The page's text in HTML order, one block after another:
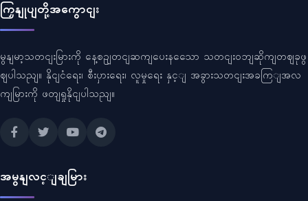
ကြှနျုပျတို့အကွောငျး
မွနျမာ့သတငျးမြားကို နေ့စဥျတငျဆကျပေးနသေော သတငျးဝဘျဆိုကျတဈခုဖွ
ဈပါသညျ။ နိုငျငံရေး၊ စီးပှားရေး၊ လူမှုရေး နှင့ျ အခွားသတငျးအခကြျအလ
ကျမြားကို ဖတျရှုနိုငျပါသညျ။
အမွနျလင့ျချမြား